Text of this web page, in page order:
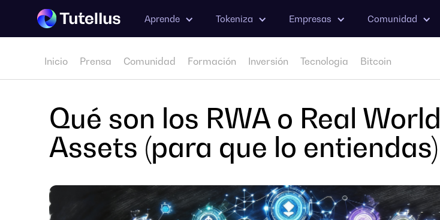
Aprende Tokeniza Empresas Comunidad
Inicio Prensa Comunidad Formación Inversión Tecnologia Bitcoin
Qué son los RWA o Real World
Assets (para que lo entiendas)